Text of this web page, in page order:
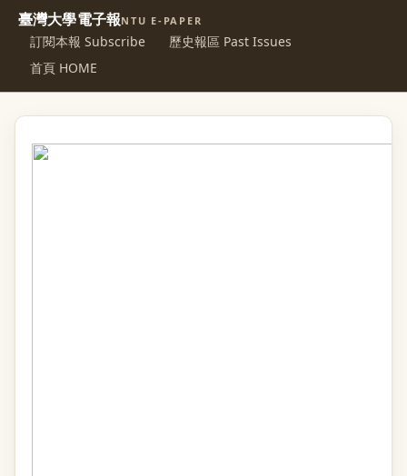
臺灣大學電子報NTU E-PAPER
訂閱本報 Subscribe
歷史報區 Past Issues
首頁 HOME